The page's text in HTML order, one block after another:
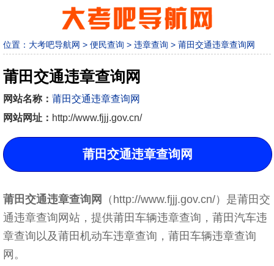
位置： 大考吧导航网 > 便民查询 > 违章查询 > 莆田交通违章查询网
莆田交通违章查询网
网站名称： 莆田交通违章查询网
网站网址： http://www.fjjj.gov.cn/
莆田交通违章查询网
莆田交通违章查询网
（http://www.fjjj.gov.cn/）是莆田交
通违章查询网站，提供莆田车辆违章查询，莆田汽车违
章查询以及莆田机动车违章查询，莆田车辆违章查询
网。